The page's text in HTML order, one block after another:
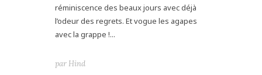
réminiscence des beaux jours avec déjà
l’odeur des regrets. Et vogue les agapes
avec la grappe !...
par Hind